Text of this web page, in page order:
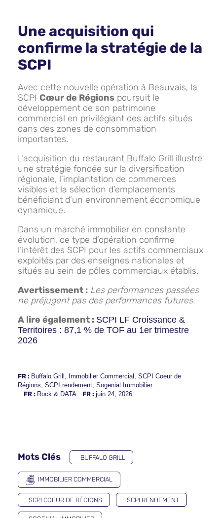
Une acquisition qui
confirme la stratégie de la
SCPI
Avec cette nouvelle opération à Beauvais, la
SCPI Cœur de Régions poursuit le
développement de son patrimoine
commercial en privilégiant des actifs situés
dans des zones de consommation
importantes.
L’acquisition du restaurant Buffalo Grill illustre
une stratégie fondée sur la diversification
régionale, l’implantation de commerces
visibles et la sélection d’emplacements
bénéficiant d’un environnement économique
dynamique.
Dans un marché immobilier en constante
évolution, ce type d’opération confirme
l’intérêt des SCPI pour les actifs commerciaux
exploités par des enseignes nationales et
situés au sein de pôles commerciaux établis.
Avertissement : Les performances passées
ne préjugent pas des performances futures.
A lire également : SCPI LF Croissance &
Territoires : 87,1 % de TOF au 1er trimestre
2026
FR : Buffalo Grill , Immobilier Commercial , SCPI Coeur de
Régions, SCPI rendement, Sogenial Immobilier
FR : Rock & DATA FR : juin 24, 2026
Mots Clés BUFFALO GRILL
IMMOBILIER COMMERCIAL
SCPI COEUR DE RÉGIONS SCPI RENDEMENT